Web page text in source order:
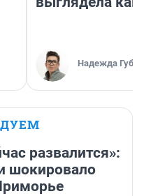
Надежда
развалится»:
шокировало